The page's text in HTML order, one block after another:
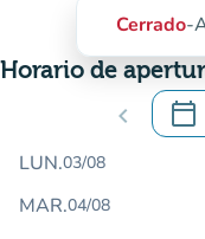
Cerrado-
Horario de
chevron_left calendar_today
.
LUN.03/08
MAR.04/08